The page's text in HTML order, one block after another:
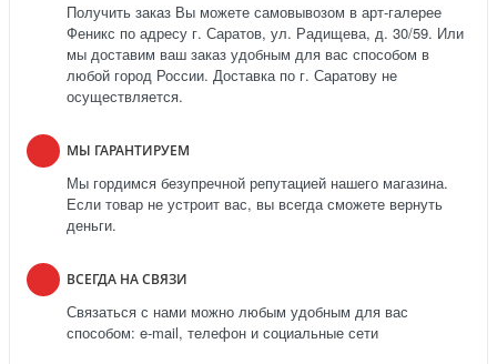
Получить заказ Вы можете самовывозом в арт-галерее
Феникс по адресу г. Саратов, ул. Радищева, д. 30/59. Или
мы доставим ваш заказ удобным для вас способом в
любой город России. Доставка по г. Саратову не
осуществляется.
МЫ ГАРАНТИРУЕМ
Мы гордимся безупречной репутацией нашего магазина.
Если товар не устроит вас, вы всегда сможете вернуть
деньги.
ВСЕГДА НА СВЯЗИ
Связаться с нами можно любым удобным для вас
способом: e-mail, телефон и социальные сети